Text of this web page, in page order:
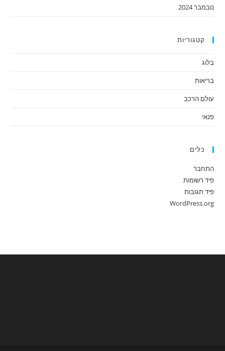
נובמבר 2024
קטגוריות
בלוג
בריאות
עולם הרכב
פנאי
כלים
התחבר
פיד רשומות
פיד תגובות
WordPress.org